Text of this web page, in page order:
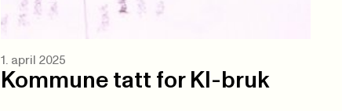
1. april 2025
Kommune tatt for KI-bruk